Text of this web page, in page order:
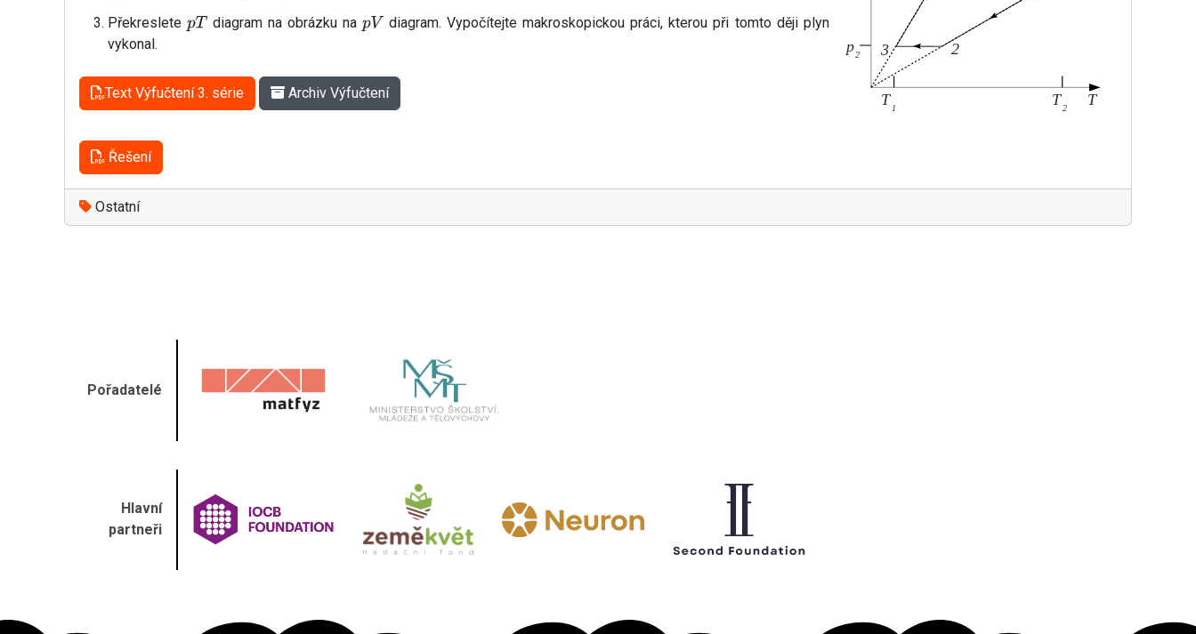
PřekresletepT diagram na obrázku napV diagram. Vypočítejte makroskopickou práci, kterou při tomto ději plyn
vykonal.
Text Výfučtení 3. série Archiv Výfučtení
Řešení
Ostatní
Pořadatelé
Hlavní
partneři